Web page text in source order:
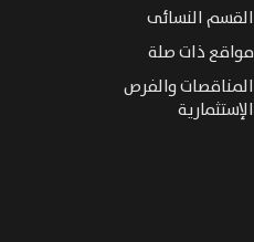
القسم النسائى
مواقع ذات صلة
المناقصات والفرص
الإستثمارية